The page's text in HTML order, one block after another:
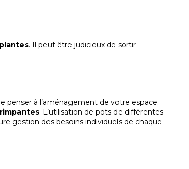
. Il peut être judicieux de sortir
penser à l’aménagement de votre espace.
. L’utilisation de pots de différentes
gestion des besoins individuels de chaque